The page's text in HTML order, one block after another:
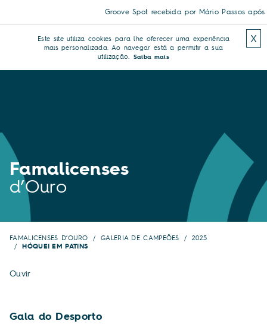
Groove Spot recebida por Mário Passos após
Este site utiliza cookies para lhe oferecer uma experiência
mais personalizada. Ao navegar está a permitir a sua
utilização. Saiba mais
X
Famalicenses
d’Ouro
FAMALICENSES D’OURO GALERIA DE CAMPEÕES 2025
HÓQUEI EM PATINS
Ouvir
Gala do Desporto